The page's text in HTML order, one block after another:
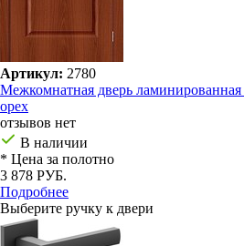
Артикул: 2780
Межкомнатная дверь
орех
отзывов нет
В наличии
* Цена за полотно
3 878 РУБ.
Подробнее
Выберите ручку к двери